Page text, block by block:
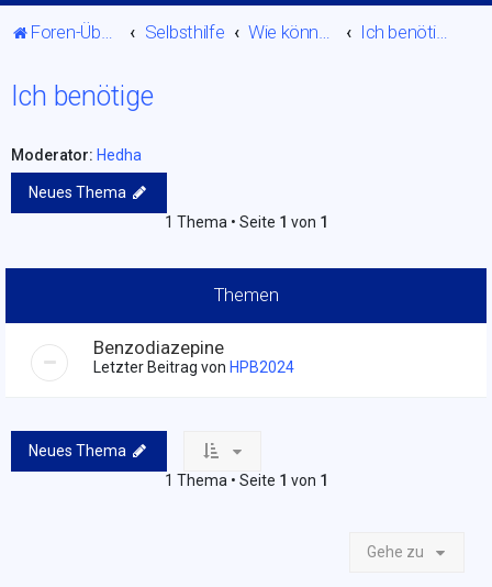
Foren-Übersicht Selbsthilfe Wie können wir uns gegenseitig helfen? Ich benötige
Ich benötige
Moderator: Hedha
Neues Thema
1 Thema • Seite 1 von 1
Themen
Benzodiazepine
Letzter Beitrag von HPB2024
Neues Thema
1 Thema • Seite 1 von 1
Gehe zu